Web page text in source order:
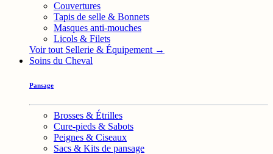
Couvertures
Tapis de selle & Bonnets
Masques anti-mouches
Licols & Filets
Voir tout Sellerie & Équipement →
Soins du Cheval
Pansage
Brosses & Étrilles
Cure-pieds & Sabots
Peignes & Ciseaux
Sacs & Kits de pansage